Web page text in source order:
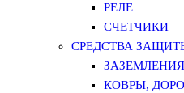
РЕЛЕ
СЧЕТЧИКИ
СРЕДСТВА
КОВРЫ,